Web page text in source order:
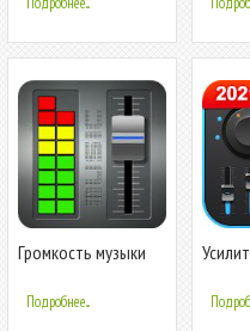
Усилитель баса
Громкость музыки
Усилитель баса
Подробнее...